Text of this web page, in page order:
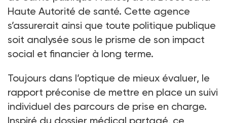
Haute Autorité de santé. Cette agence
s’assurerait ainsi que toute politique publique
soit analysée sous le prisme de son impact
social et financier à long terme.
Toujours dans l’optique de mieux évaluer, le
rapport préconise de mettre en place un suivi
individuel des parcours de prise en charge.